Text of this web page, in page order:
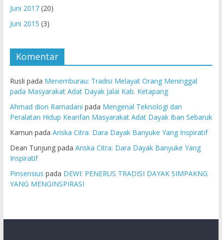
Juni 2017(20)
Juni 2015 (3)
Komentar
Rusli pada Menemburau: Tradisi Melayat Orang Meninggal
pada Masyarakat Adat Dayak Jalai Kab. Ketapang
Ahmad dion Ramadani pada Mengenal Teknologi dan
Peralatan Hidup Kearifan Masyarakat Adat Dayak Iban Sebaruk
Kamun pada Ariska Citra: Dara Dayak Banyuke Yang Inspiratif
Dean Tunjungpada Ariska Citra: Dara Dayak Banyuke Yang
Inspiratif
Pinsensius pada DEWI: PENERUS TRADISI DAYAK SIMPAKNG
YANG MENGINSPIRASI